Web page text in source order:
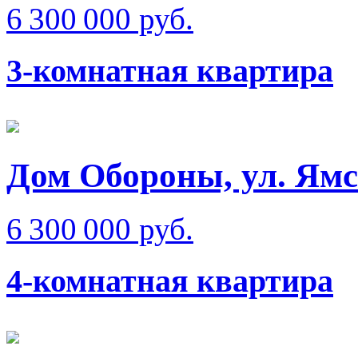
6 300 000 руб.
3-комнатная квартира
Дом Обороны, ул.
6 300 000 руб.
4-комнатная квартира